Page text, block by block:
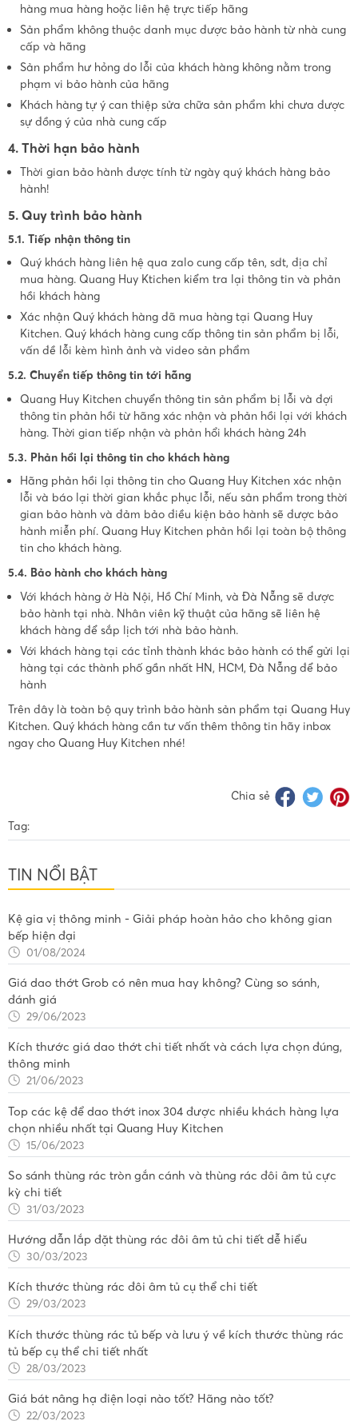
hàng mua hàng hoặc liên hệ trực tiếp hãng
Sản phẩm không thuộc danh mục được bảo hành từ nhà cung
cấp và hãng
Sản phẩm hư hỏng do lỗi của khách hàng không nằm trong
phạm vi bảo hành của hãng
Khách hàng tự ý can thiệp sửa chữa sản phẩm khi chưa được
sự đồng ý của nhà cung cấp
4. Thời hạn bảo hành
Thời gian bảo hành được tính từ ngày quý khách hàng bảo
hành!
5. Quy trình bảo hành
5.1. Tiếp nhận thông tin
Quý khách hàng liên hệ qua zalo cung cấp tên, sdt, địa chỉ
mua hàng. Quang Huy Ktichen kiểm tra lại thông tin và phản
hồi khách hàng
Xác nhận Quý khách hàng đã mua hàng tại Quang Huy
Kitchen. Quý khách hàng cung cấp thông tin sản phẩm bị lỗi,
vấn đề lỗi kèm hình ảnh và video sản phẩm
5.2. Chuyển tiếp thông tin tới hãng
Quang Huy Kitchen chuyển thông tin sản phẩm bị lỗi và đợi
thông tin phản hồi từ hãng xác nhận và phản hồi lại với khách
hàng. Thời gian tiếp nhận và phản hổi khách hàng 24h
5.3. Phản hồi lại thông tin cho khách hàng
Hãng phản hồi lại thông tin cho Quang Huy Kitchen xác nhận
lỗi và báo lại thời gian khắc phục lỗi, nếu sản phẩm trong thời
gian bảo hành và đảm bảo điều kiện bảo hành sẽ được bảo
hành miễn phí. Quang Huy Kitchen phản hồi lại toàn bộ thông
tin cho khách hàng.
5.4. Bảo hành cho khách hàng
Với khách hàng ở Hà Nội, Hồ Chí Minh, và Đà Nẵng sẽ được
bảo hành tại nhà. Nhân viên kỹ thuật của hãng sẽ liên hệ
khách hàng để sắp lịch tới nhà bảo hành.
Với khách hàng tại các tỉnh thành khác bảo hành có thể gửi lại
hàng tại các thành phố gần nhất HN, HCM, Đà Nẵng để bảo
hành
Trên đây là toàn bộ quy trình bảo hành sản phẩm tại Quang Huy
Kitchen. Quý khách hàng cần tư vấn thêm thông tin hãy inbox
ngay cho Quang Huy Kitchen nhé!
Chia sẻ
Tag:
TIN NỔI BẬT
Kệ gia vị thông minh - Giải pháp hoàn hảo cho không gian
bếp hiện đại
01/08/2024
Giá dao thớt Grob có nên mua hay không? Cùng so sánh,
đánh giá
29/06/2023
Kích thước giá dao thớt chi tiết nhất và cách lựa chọn đúng,
thông minh
21/06/2023
Top các kệ để dao thớt inox 304 được nhiều khách hàng lựa
chọn nhiều nhất tại Quang Huy Kitchen
15/06/2023
So sánh thùng rác tròn gắn cánh và thùng rác đôi âm tủ cực
kỳ chi tiết
31/03/2023
Hướng dẫn lắp đặt thùng rác đôi âm tủ chi tiết dễ hiểu
30/03/2023
Kích thước thùng rác đôi âm tủ cụ thể chi tiết
29/03/2023
Kích thước thùng rác tủ bếp và lưu ý về kích thước thùng rác
tủ bếp cụ thể chi tiết nhất
28/03/2023
Giá bát nâng hạ điện loại nào tốt? Hãng nào tốt?
22/03/2023